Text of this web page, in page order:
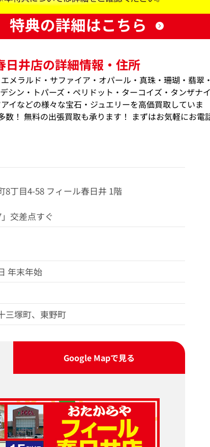
特典の詳細はこちら
日井店の詳細情報・住所
メラルド・サファイア・オパール・真珠・珊瑚・翡翠・
シン・トパーズ・ペリドット・ターコイズ・タンザナイ
イなどの様々な宝石・ジュエリーを高価買取していま
！ 無料の出張買取も承ります！ まずはお気軽にお電
8丁目4-58 フィール春日井 1階
交差点すぐ
年末年始
三塚町、東野町
Google Mapで見る